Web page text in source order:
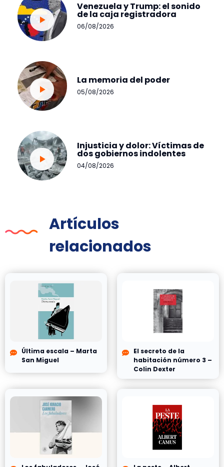
Venezuela y Trump: el sonido
de la caja registradora
06/08/2026
La memoria del poder
05/08/2026
Injusticia y dolor: Víctimas de
dos gobiernos indolentes
04/08/2026
Artículos
relacionados
Última escala – Marta
San Miguel
El secreto de la
habitación número 3 –
Colin Dexter